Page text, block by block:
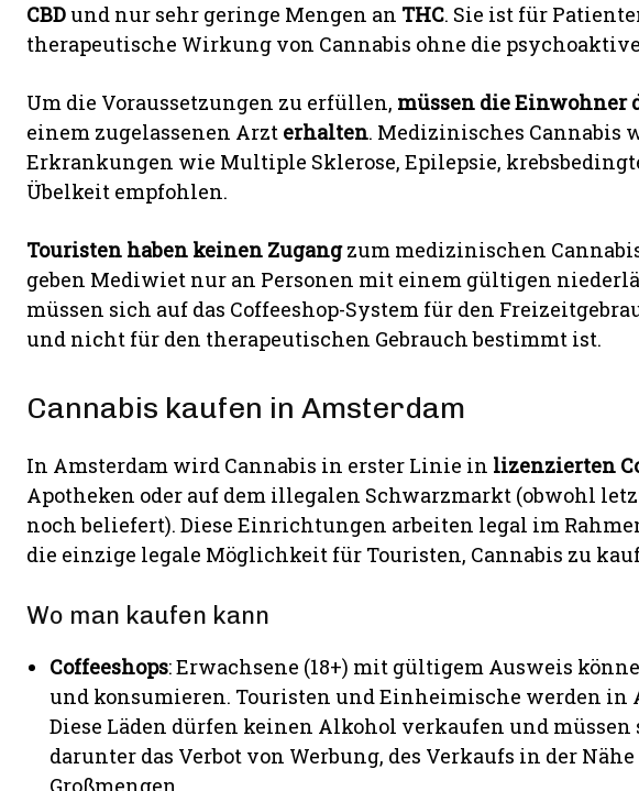
CBDund nur sehr geringe Mengen an THC. Sie ist für
therapeutische Wirkung von Cannabis ohne die
Um die Voraussetzungen zu erfüllen, müssen die Einwohner
einem zugelassenen Arzt erhalten. Medizinisches Cannabis
Erkrankungen wie Multiple Sklerose, Epilepsie,
Übelkeit empfohlen.
Touristen haben keinen Zugangzum medizinischen
geben Mediwiet nur an Personen mit einem gültigen
müssen sich auf das Coffeeshop-System für den
und nicht für den therapeutischen Gebrauch bestimmt ist.
Cannabis kaufen in Amsterdam
In Amsterdam wird Cannabis in erster Linie in lizenzierten
Apotheken oder auf dem illegalen Schwarzmarkt (obwohl
noch beliefert). Diese Einrichtungen arbeiten legal im
die einzige legale Möglichkeit für Touristen, Cannabis zu
Wo man kaufen kann
Coffeeshops: Erwachsene (18+) mit gültigem Ausweis
und konsumieren. Touristen und Einheimische werden in
Diese Läden dürfen keinen Alkohol verkaufen und
darunter das Verbot von Werbung, des Verkaufs in der
Großmengen.